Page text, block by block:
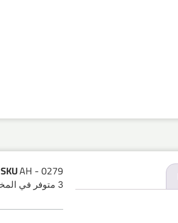
SKUAH - 0279
3 متوفر في المخزون